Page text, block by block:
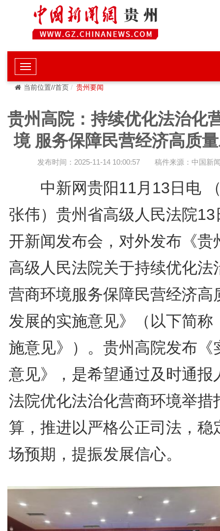
当前位置//首页 贵州要闻
贵州高院：持续优化法治化
境 服务保障民营经济高质
发布时间：2025-11-14 10:00:57 稿件来源：中国新
中新网贵阳11月13日电
张伟）贵州省高级人民法院13
开新闻发布会，对外发布《贵
高级人民法院关于持续优化法
营商环境服务保障民营经济高
发展的实施意见》（以下简称
施意见》）。贵州高院发布《
意见》，是希望通过及时通报
法院优化法治化营商环境举措
算，推进以严格公正司法，稳
场预期，提振发展信心。